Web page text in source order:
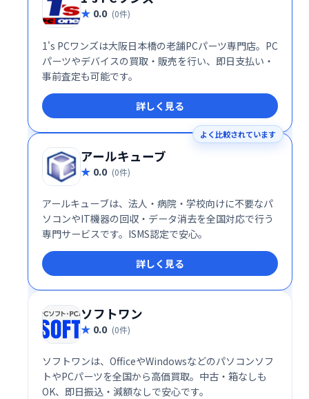
0.0 (0件)
1's PCワンズは大阪日本橋の老舗PCパーツ専門店。PC
パーツやデバイスの買取・販売を行い、即日支払い・
事前査定も可能です。
詳しく見る
よく比較されています
アールキューブ
0.0 (0件)
アールキューブは、法人・病院・学校向けに不要なパ
ソコンやIT機器の回収・データ消去を全国対応で行う
専門サービスです。ISMS認定で安心。
詳しく見る
ソフトワン
0.0 (0件)
ソフトワンは、OfficeやWindowsなどのパソコンソフ
トやPCパーツを全国から高価買取。中古・箱なしも
OK、即日振込・減額なしで安心です。